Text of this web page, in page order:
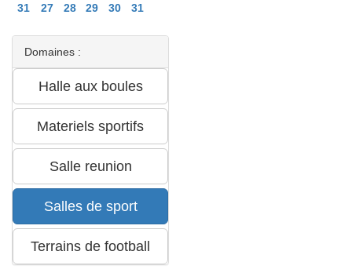
31
27 28 29 30 31
Domaines :